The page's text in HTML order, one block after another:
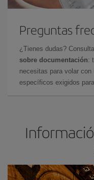
Preguntas
¿Tienes dudas?
sobre documentación:
necesitas para volar
específicos exigidos